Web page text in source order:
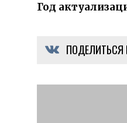
Год
ПОДЕЛИТЬСЯ